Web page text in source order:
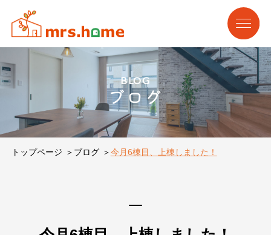
BLOG
ブログ
トップページ ブログ 今月6棟目、上棟しました！